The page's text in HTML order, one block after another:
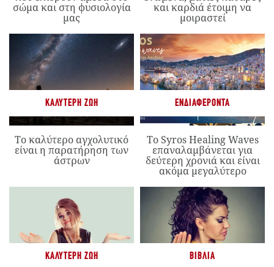
σώμα και στη φυσιολογία
μας
και καρδιά έτοιμη να
μοιραστεί
ΚΑΛΎΤΕΡΗ ΖΩΉ
Το καλύτερο αγχολυτικό
είναι η παρατήρηση των
άστρων
ΕΝΔΙΑΦΈΡΟΝΤΑ
Το Syros Healing Waves
επαναλαμβάνεται για
δεύτερη χρονιά και είναι
ακόμα μεγαλύτερο
ΚΑΛΎΤΕΡΗ ΖΩΉ ΒΙΒΛΊΑ